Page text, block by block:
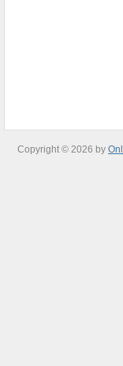
Copyright © 2026 by